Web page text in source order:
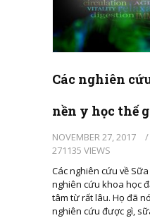
Các nghiên
nền y học thế
NOVEMBER 27, 2017 /
271135 VIEWS
Các nghiên cứu về
nghiên cứu khoa học
tâm từ rất lâu. Họ đã
nghiên cứu được gì,